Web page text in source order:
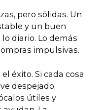
pero sólidas. Un
y un buen
diario. Lo demás
impulsivas.
éxito. Si cada cosa
despejado.
útiles y